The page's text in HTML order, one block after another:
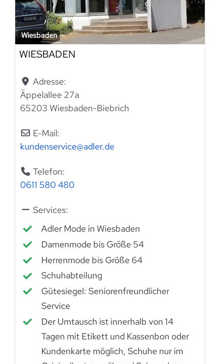
Wiesbaden
WIESBADEN
Adresse:
Äppelallee 27a
65203 Wiesbaden-Biebrich
E-Mail:
kundenservice@adler.de
Telefon:
0611 580 480
Services:
Adler Mode in Wiesbaden
Damenmode bis Größe 54
Herrenmode bis Größe 64
Schuhabteilung
Gütesiegel: Seniorenfreundlicher
Service
Der Umtausch ist innerhalb von 14
Tagen mit Etikett und Kassenbon oder
Kundenkarte möglich, Schuhe nur im